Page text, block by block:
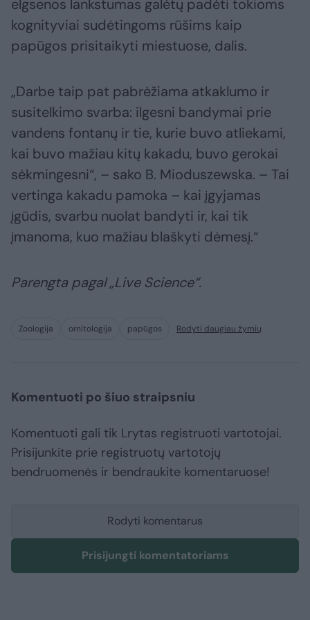
elgsenos lankstumas galėtų padėti tokioms
kognityviai sudėtingoms rūšims kaip
papūgos prisitaikyti miestuose, dalis.
„Darbe taip pat pabrėžiama atkaklumo ir
susitelkimo svarba: ilgesni bandymai prie
vandens fontanų ir tie, kurie buvo atliekami,
kai buvo mažiau kitų kakadu, buvo gerokai
sėkmingesni“, – sako B. Mioduszewska. – Tai
vertinga kakadu pamoka – kai įgyjamas
įgūdis, svarbu nuolat bandyti ir, kai tik
įmanoma, kuo mažiau blaškyti dėmesį.“
Parengta pagal „Live Science“.
Zoologija ornitologija papūgos Rodyti daugiau žymių
Komentuoti po šiuo straipsniu
Komentuoti gali tik Lrytas registruoti vartotojai.
Prisijunkite prie registruotų vartotojų
bendruomenės ir bendraukite komentaruose!
Rodyti komentarus
Prisijungti komentatoriams